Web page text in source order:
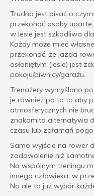
Trudno jest pisać o
przekonać osoby
w lesie jest szkodliwa
Każdy może mieć
przekonać, że jazda
osłoniętym (lesie) jest
pokoju/piwnicy/garażu.
Trenażery wymyślono
je również po to to aby
atmosferycznych nie
znakomita alternatywa
czasu lub załamań
Samo wyjście na rower
zadowolenie niż
Na wspólnym treningu
innego człowieka, w
No ale to już wybór